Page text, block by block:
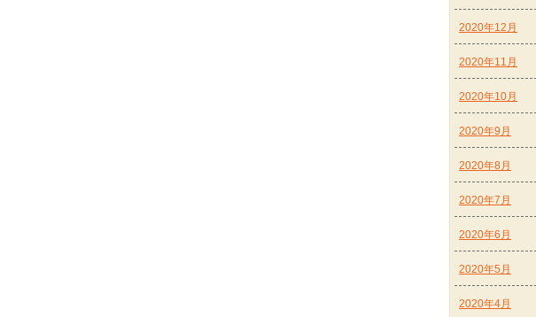
2020年12月
2020年11月
2020年10月
2020年9月
2020年8月
2020年7月
2020年6月
2020年5月
2020年4月